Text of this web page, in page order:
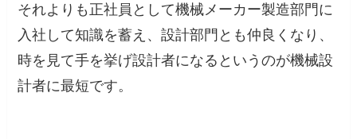
それよりも正社員として機械メーカー製造部門に
入社して知識を蓄え、設計部門とも仲良くなり、
時を見て手を挙げ設計者になるというのが機械設
計者に最短です。